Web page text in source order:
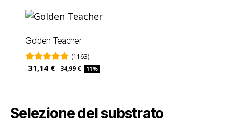
Golden Teacher
(1163)
31,14 € 34,99 € 11%
Selezione del substrato